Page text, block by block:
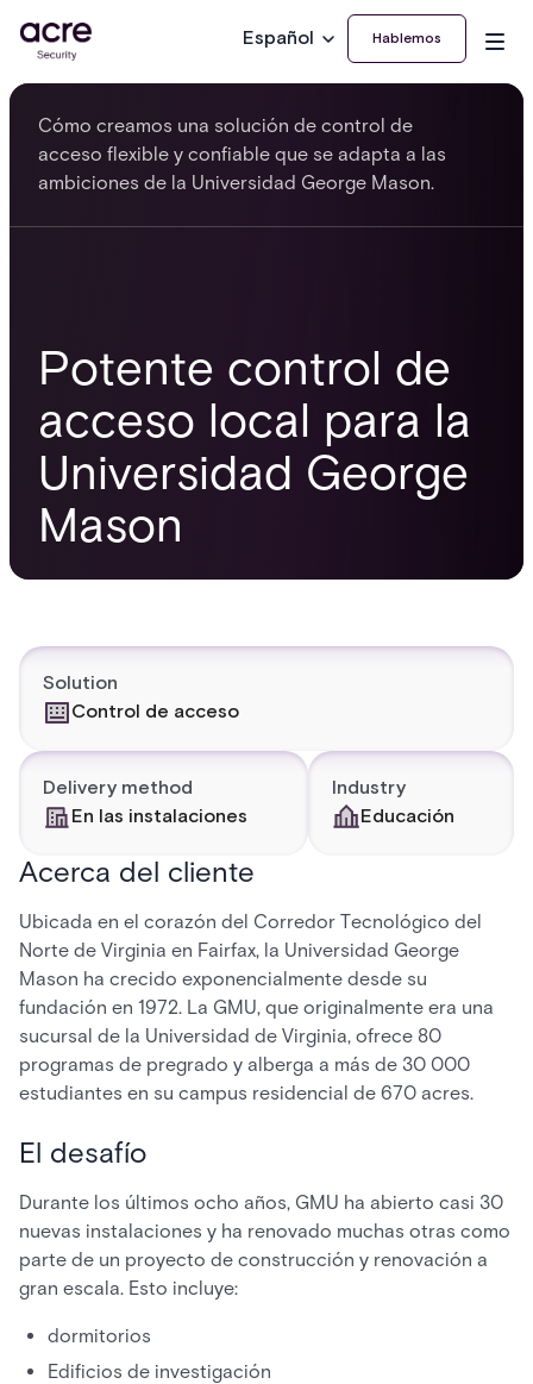
Español Hablemos
Potente control de
acceso local para la
Universidad George
Mason
Cómo creamos una solución de control de
acceso flexible y confiable que se adapta a las
ambiciones de la Universidad George Mason.
Solution
Control de acceso
Delivery method
En las instalaciones
Industry
Educación
Acerca del cliente
Ubicada en el corazón del Corredor Tecnológico del
Norte de Virginia en Fairfax, la Universidad George
Mason ha crecido exponencialmente desde su
fundación en 1972. La GMU, que originalmente era una
sucursal de la Universidad de Virginia, ofrece 80
programas de pregrado y alberga a más de 30 000
estudiantes en su campus residencial de 670 acres.
El desafío
Durante los últimos ocho años, GMU ha abierto casi 30
nuevas instalaciones y ha renovado muchas otras como
parte de un proyecto de construcción y renovación a
gran escala. Esto incluye:
dormitorios
Edificios de investigación